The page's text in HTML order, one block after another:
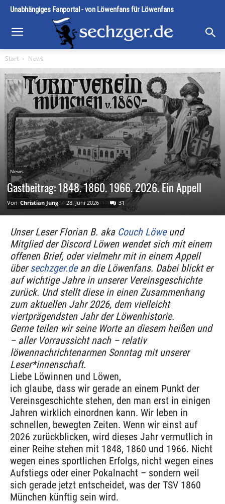
Unabhängiges Fanportal - von Löwenfans für Löwenfans
Start News
News
Gastbeitrag: 1848. 1860. 1966. 2026. Ein Appell
Von Christian Jung - 28. Juni 2026 31
Unser Leser Florian B. aka Couch Löweund
Mitglied der Discord Löwen wendet sich mit einem
offenen Brief, oder vielmehr mit in einem Appell
übersechzger.dean die Löwenfans. Dabei blickt er
auf wichtige Jahre in unserer Vereinsgeschichte
zurück. Und stellt diese in einen Zusammenhang
zum aktuellen Jahr 2026, dem vielleicht
viertprägendsten Jahr der Löwenhistorie.
Gerne teilen wir seine Worte an diesem heißen und
– aller Vorraussicht nach – relativ
löwennachrichtenarmen Sonntag mit unserer
Leser*innenschaft.
Liebe Löwinnen und Löwen,
ich glaube, dass wir gerade an einem Punkt der
Vereinsgeschichte stehen, den man erst in einigen
Jahren wirklich einordnen kann. Wir leben in
schnellen, bewegten Zeiten. Wenn wir einst auf
2026 zurückblicken, wird dieses Jahr vermutlich in
einer Reihe stehen mit 1848, 1860 und 1966. Nicht
wegen eines sportlichen Erfolgs, nicht wegen eines
Aufstiegs oder einer Pokalnacht – sondern weil
sich gerade jetzt entscheidet, was der TSV 1860
München künftig sein wird.